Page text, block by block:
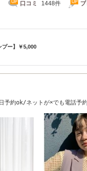
口コミ 1448件
プー】￥5,000
予約ok/ネットが×でも電話予